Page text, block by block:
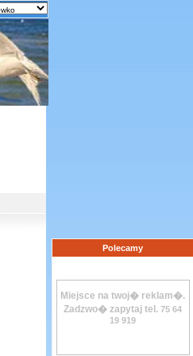
Polecamy
Miejsce na twoj� reklam�.
Zadzwo� zapytaj tel. 75 64
19 919